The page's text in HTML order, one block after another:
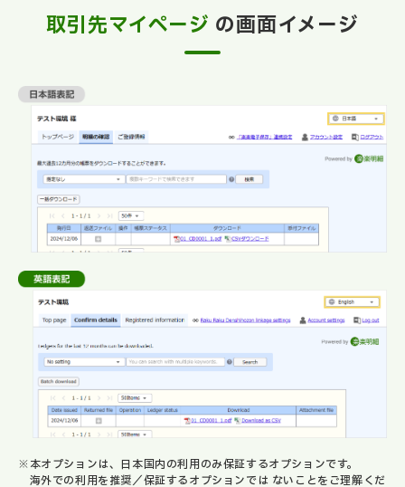
取引先マイページ の画面イメージ
※本オプションは、日本国内の利用のみ保証するオプションです。
海外での利用を推奨／保証するオプションでは ないことをご理解くだ